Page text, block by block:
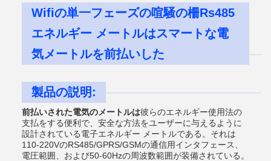
Wifiの単一フェーズの喧騒の柵Rs485
エネルギー メートルはスマートな電
気メートルを前払いした
製品の説明:
前払いされた電気のメートルは彼らのエネルギー使用法の
支払をする便利で、安全な方法をユーザーに与えるように
設計されている電子エネルギー メートルである。それは
110-220VのRS485/GPRS/GSMの通信用インタフェース、
電圧範囲、および50-60Hzの周波数範囲が装備されている。